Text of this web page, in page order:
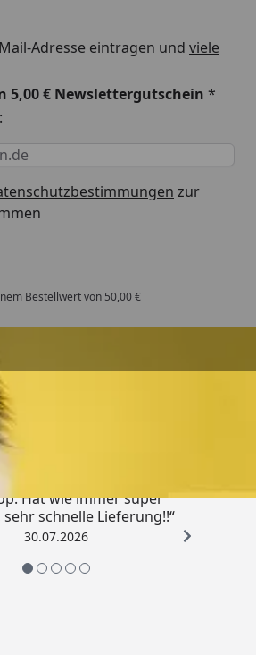
Adresse eintragen und viele
5,00 € Newslettergutschein *
zur
Bestellwert von 50,00 €
Shops
Hat wie immer super
schnelle Lieferung!!“
30.07.2026